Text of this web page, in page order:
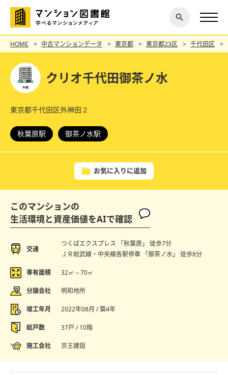
探す
閉じ
る
HOME 中古マンションデータ 東京都 東京都23区 千代田区
クリオ千代田御茶ノ水
東京都千代田区外神田２
秋葉原駅 御茶ノ水駅
お気に入りに追加
このマンションの
生活環境と資産価値をAIで確認
交通
つくばエクスプレス 「秋葉原」 徒歩7分
ＪＲ総武線・中央線各駅停車 「御茶ノ水」 徒歩8分
専有面積 32㎡～70㎡
分譲会社 明和地所
竣工年月 2022年08月 / 築4年
総戸数 37戸 / 10階
施工会社 京王建設